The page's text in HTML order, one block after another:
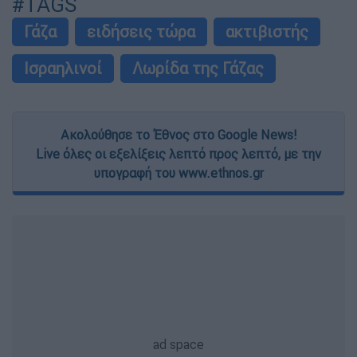
Γάζα ειδήσεις τώρα
ακτιβιστής
Ισραηλινοί
Λωρίδα της Γάζας
Ακολούθησε το Έθνος στο Google News!
Live όλες οι εξελίξεις λεπτό προς λεπτό, με την
υπογραφή του www.ethnos.gr